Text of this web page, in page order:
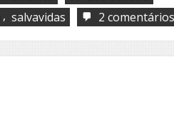
, salvavidas 2 comentários